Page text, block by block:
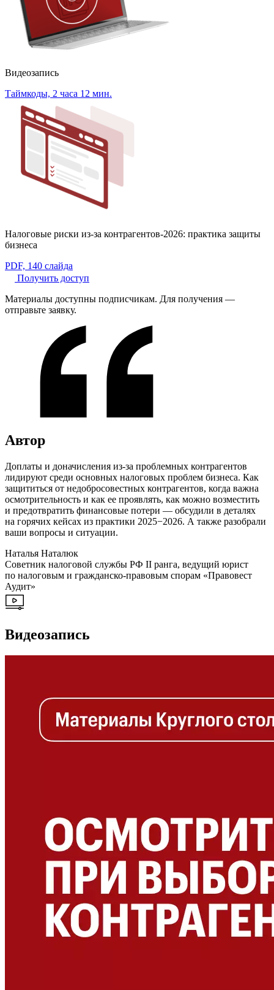
Видеозапись
Таймкоды, 2 часа 12 мин.
Налоговые риски из-за контрагентов-2026: практика защиты
бизнеса
PDF, 140 слайда
Получить доступ
Материалы доступны подписчикам. Для получения —
отправьте заявку.
Автор
Доплаты и доначисления из-за проблемных контрагентов
лидируют среди основных налоговых проблем бизнеса. Как
защититься от недобросовестных контрагентов, когда важна
осмотрительность и как ее проявлять, как можно возместить
и предотвратить финансовые потери — обсудили в деталях
на горячих кейсах из практики 2025−2026. А также разобрали
ваши вопросы и ситуации.
Наталья Наталюк
Советник налоговой службы РФ II ранга, ведущий юрист
по налоговым и гражданско-правовым спорам «Правовест
Аудит»
Видеозапись